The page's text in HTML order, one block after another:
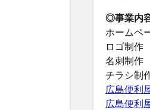
◎事業内
ホームペ
ロゴ制作
名刺制作
チラシ制
広島便利
広島便利